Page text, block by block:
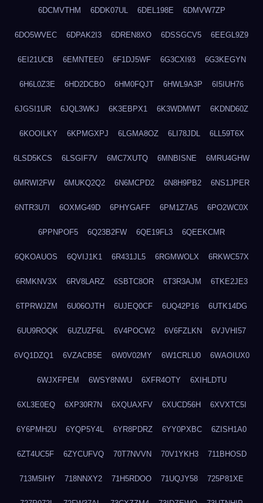
6DCMVTHM 6DDK07UL 6DEL198E 6DMVW7ZP
6DO5WVEC 6DPAK2I3 6DREN8XO 6DSSGCV5 6EEGL9Z9
6EI21UCB 6EMNTEE0 6F1DJ5WF 6G3CXI93 6G3KEGYN
6H6L0Z3E 6HD2DCBO 6HM0FQJT 6HWL9A3P 6I5IUH76
6JGSI1UR 6JQL3WKJ 6K3EBPX1 6K3WDMWT 6KDND60Z
6KOOILKY 6KPMGXPJ 6LGMA8OZ 6LI78JDL 6LL59T6X
6LSD5KCS 6LSGIF7V 6MC7XUTQ 6MNBISNE 6MRU4GHW
6MRWI2FW 6MUKQ2Q2 6N6MCPD2 6N8H9PB2 6NS1JPER
6NTR3U7I 6OXMG49D 6PHYGAFF 6PM1Z7A5 6PO2WC0X
6PPNPOF5 6Q23B2FW 6QE19FL3 6QEEKCMR
6QKOAUOS 6QVIJ1K1 6R431JL5 6RGMWOLX 6RKWC57X
6RMKNV3X 6RV8LARZ 6SBTC8OR 6T3R3AJM 6TKE2JE3
6TPRWJZM 6U06OJTH 6UJEQ0CF 6UQ42P16 6UTK14DG
6UU9ROQK 6UZUZF6L 6V4POCW2 6V6FZLKN 6VJVHI57
6VQ1DZQ1 6VZACB5E 6W0V02MY 6W1CRLU0 6WAOIUX0
6WJXFPEM 6WSY8NWU 6XFR4OTY 6XIHLDTU
6XL3E0EQ 6XP30R7N 6XQUAXFV 6XUCD56H 6XVXTC5I
6Y6PMH2U 6YQP5Y4L 6YR8PDRZ 6YY0PXBC 6ZISH1A0
6ZT4UC5F 6ZYCUFVQ 70T7NVVN 70V1YKH3 711BHOSD
713M5IHY 718NNXY2 71H5RDOO 71UQJY58 725P81XE